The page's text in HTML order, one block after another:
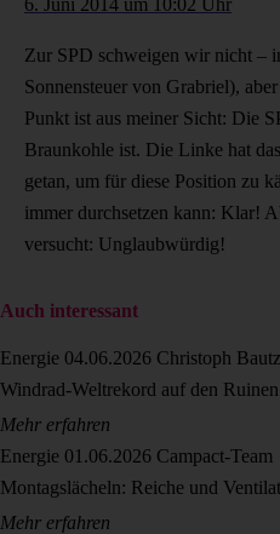
6. Juni 2014 um 10:02 Uhr
Zur SPD schweigen wir nicht –
Sonnensteuer von Grabriel),
Punkt ist aus meiner Sicht: Die
Braunkohle ist. Die Linke hat
getan, um für diese Position zu
immer durchsetzen kann: Klar!
versucht: Unglaubwürdig!
Auch interessant
Energie 04.06.2026 Christoph Bautz
Windrad-Weltrekord auf den
Mehr erfahren
Energie 01.06.2026 Campact-Team
Montagslächeln: Reiche und
Mehr erfahren